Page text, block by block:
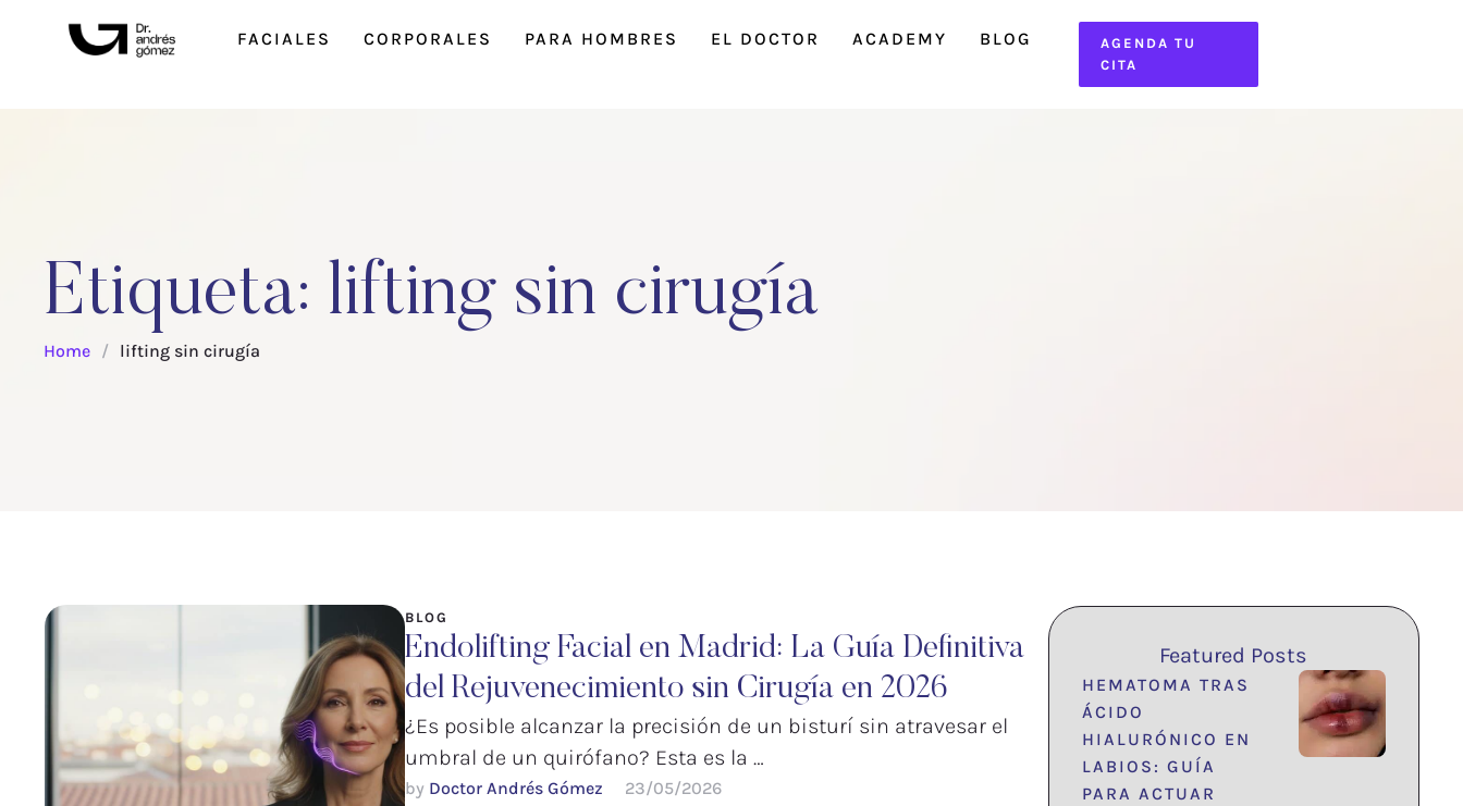
FACIALES CORPORALES PARA HOMBRES EL DOCTOR ACADEMY BLOG
AGENDA TU
CITA
Etiqueta: lifting sin cirugía
Home / lifting sin cirugía
BLOG
Endolifting Facial en Madrid: La Guía Definitiva
del Rejuvenecimiento sin Cirugía en 2026
¿Es posible alcanzar la precisión de un bisturí sin atravesar el
umbral de un quirófano? Esta es la …
by Doctor Andrés Gómez 23/05/2026
Featured Posts
HEMATOMA TRAS
ÁCIDO
HIALURÓNICO EN
LABIOS: GUÍA
PARA ACTUAR